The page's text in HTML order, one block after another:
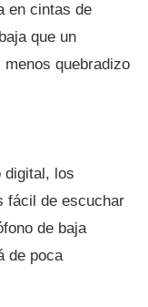
en cintas de
que un
quebradizo
digital, los
fácil de escuchar
de baja
de poca